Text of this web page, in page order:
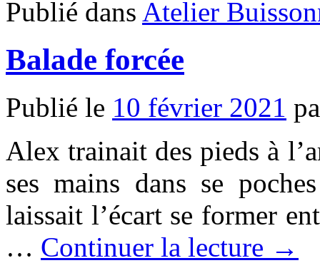
Publié dans Atelier
Balade forcée
Publié le 10 février 2021
Alex trainait des pieds à
ses mains dans se
laissait l’écart se former
… Continuer la lecture →